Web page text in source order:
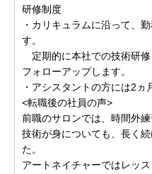
研修制度
・カリキュラムに沿って、
す。
定期的に本社での技術研修
フォローアップします。
・アシスタントの方には2ヵ
<転職後の社員の声>
前職のサロンでは、時間外
技術が身についても、長く
た。
アートネイチャーではレッ